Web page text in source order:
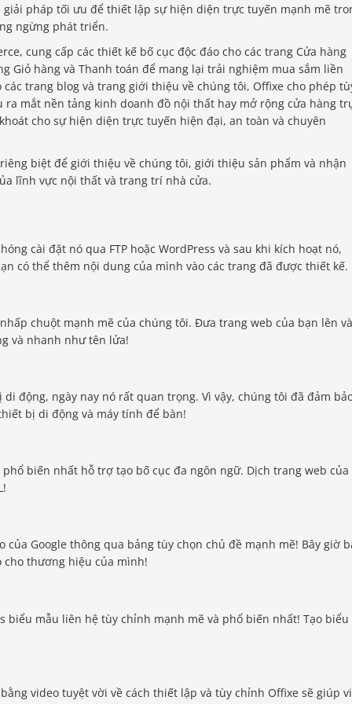
pháp tối ưu để thiết lập sự hiện diện trực tuyến mạnh mẽ
ngừng phát triển.
cung cấp các thiết kế bố cục độc đáo cho các trang Cửa hàng
Giỏ hàng và Thanh toán để mang lại trải nghiệm mua sắm liền
trang blog và trang giới thiệu về chúng tôi, Offixe cho phép
mắt nền tảng kinh doanh đồ nội thất hay mở rộng cửa hàng
cho sự hiện diện trực tuyến hiện đại, an toàn và chuyên
biệt để giới thiệu về chúng tôi, giới thiệu sản phẩm và nhận
lĩnh vực nội thất và trang trí nhà cửa.
cài đặt nó qua FTP hoặc WordPress và sau khi kích hoạt nó,
có thể thêm nội dung của mình vào các trang đã được thiết kế.
chuột mạnh mẽ của chúng tôi. Đưa trang web của bạn lên và
và nhanh như tên lửa!
động, ngày nay nó rất quan trọng. Vì vậy, chúng tôi đã đảm
bị di động và máy tính để bàn!
biến nhất hỗ trợ tạo bố cục đa ngôn ngữ. Dịch trang web của
của Google thông qua bảng tùy chọn chủ đề mạnh mẽ! Bây giờ
cho thương hiệu của mình!
biểu mẫu liên hệ tùy chỉnh mạnh mẽ và phổ biến nhất! Tạo biểu
video tuyệt vời về cách thiết lập và tùy chỉnh Offixe sẽ giúp